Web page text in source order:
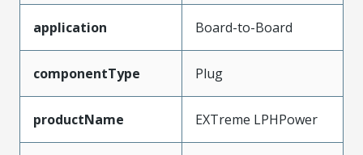
application Board-to-Board
componentType Plug
productName EXTreme LPHPower